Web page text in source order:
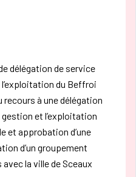
délégation de service
du Beffroi
recours à une délégation
et l’exploitation
et approbation d’une
d’un groupement
la ville de Sceaux